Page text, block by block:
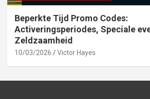
Beperkte Tijd Promo Codes:
Activeringsperiodes, Speciale
Zeldzaamheid
10/03/2026 Victor Hayes